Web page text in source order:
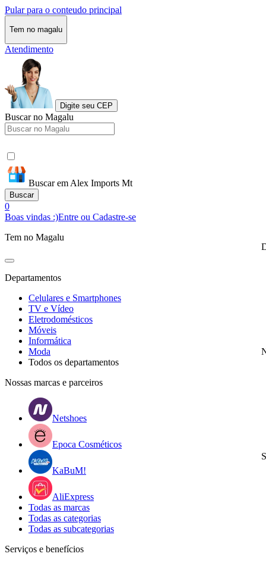
Pular para o conteudo principal
Tem no magalu
Atendimento
Digite seu CEP
Buscar no Magalu
Buscar em Alex Imports Mt
Buscar
0
Boas vindas :)Entre ou Cadastre-se
Tem no Magalu
Departamentos
Celulares e Smartphones
TV e Vídeo
Eletrodomésticos
Móveis
Informática
Moda
Todos os departamentos
Nossas marcas e parceiros
Netshoes
Epoca Cosméticos
KaBuM!
AliExpress
Todas as marcas
Todas as categorias
Todas as subcategorias
Serviços e benefícios